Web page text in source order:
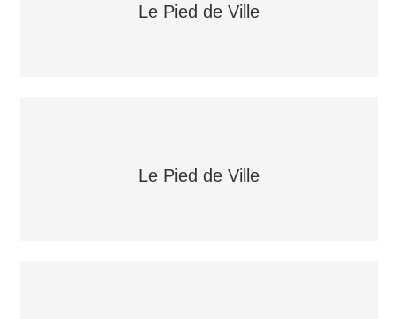
Le Pied de Ville
Le Pied de Ville